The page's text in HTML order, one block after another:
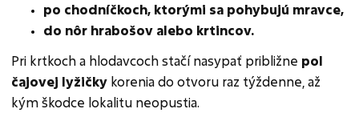
po chodníčkoch, ktorými sa pohybujú mravce,
do nôr hrabošov alebo krtincov.
Pri krtkoch a hlodavcoch stačí nasypať približne pol
čajovej lyžičky korenia do otvoru raz týždenne, až
kým škodce lokalitu neopustia.